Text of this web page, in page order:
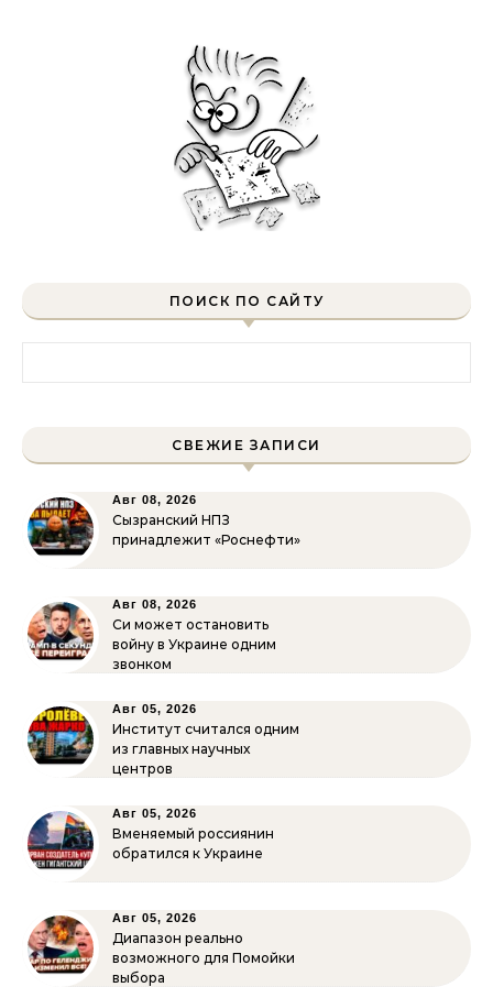
ПОИСК ПО САЙТУ
СВЕЖИЕ ЗАПИСИ
Авг 08, 2026
Сызранский НПЗ
принадлежит «Роснефти»
Авг 08, 2026
Си может остановить
войну в Украине одним
звонком
Авг 05, 2026
Институт считался одним
из главных научных
центров
Авг 05, 2026
Вменяемый россиянин
обратился к Украине
Авг 05, 2026
Диапазон реально
возможного для Помойки
выбора